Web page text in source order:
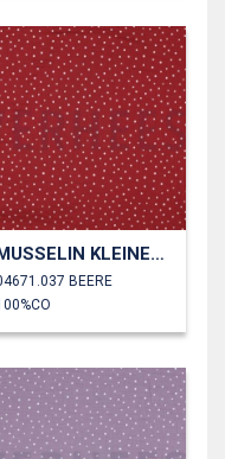
MUSSELIN KLEINE PUNKTE
BEERE